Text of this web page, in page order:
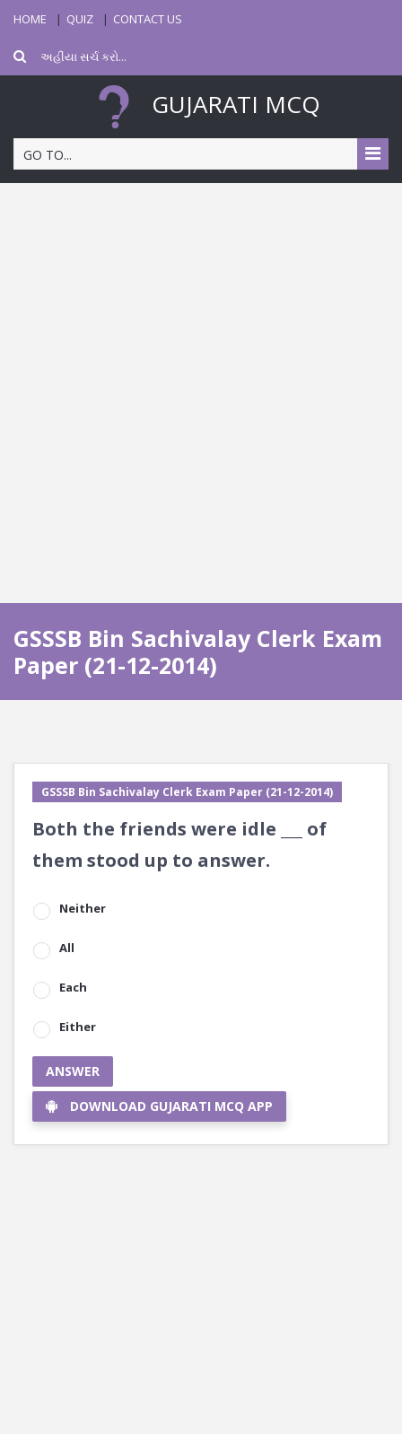
HOME QUIZ CONTACT US
GUJARATI MCQ
GO TO...
GSSSB Bin Sachivalay Clerk Exam
Paper (21-12-2014)
GSSSB Bin Sachivalay Clerk Exam Paper (21-12-2014)
Both the friends were idle ___ of
them stood up to answer.
Neither
All
Each
Either
ANSWER
DOWNLOAD GUJARATI MCQ APP